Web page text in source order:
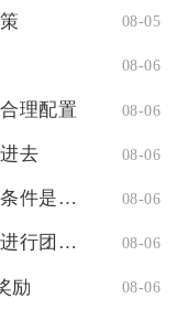
08-05
08-06
理配置 08-06
去 08-06
摩尔庄园钓雪鱼需要考虑的气候条件是什么 08-06
如何在诛仙手游中使用职业技能进行团队配合 08-06
励 08-06